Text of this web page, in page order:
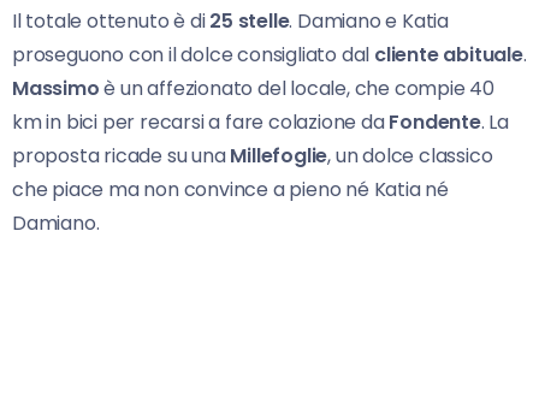
Il totale ottenuto è di25 stelle. Damiano e Katia
proseguono con il dolce consigliato dal cliente abituale.
Massimoè un affezionato del locale, che compie 40
km in bici per recarsi a fare colazione daFondente. La
proposta ricade su unaMillefoglie, un dolce classico
che piace ma non convince a pieno né Katia né
Damiano.